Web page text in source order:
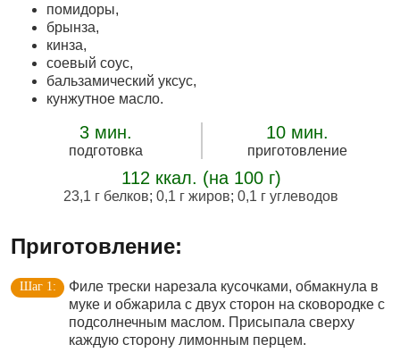
помидоры,
брынза,
кинза,
соевый соус,
бальзамический уксус,
кунжутное масло.
3 мин.
подготовка
10 мин.
приготовление
112 ккал. (на 100 г)
23,1 г белков; 0,1 г жиров; 0,1 г углеводов
Приготовление:
Филе трески нарезала кусочками, обмакнула в
муке и обжарила с двух сторон на сковородке с
подсолнечным маслом. Присыпала сверху
каждую сторону лимонным перцем.